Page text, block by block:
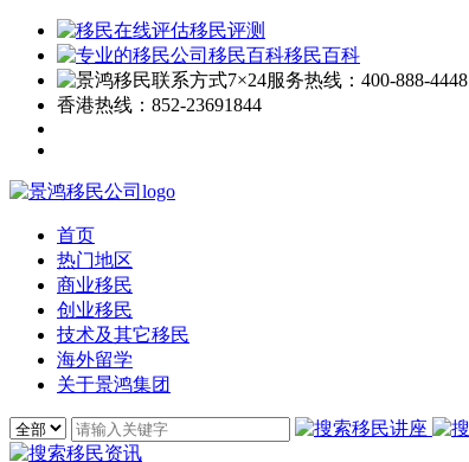
移民评测
移民百科
7×24服务热线： 400-888-4448
香港热线： 852-23691844
首页
热门地区
商业移民
创业移民
技术及其它移民
海外留学
关于景鸿集团